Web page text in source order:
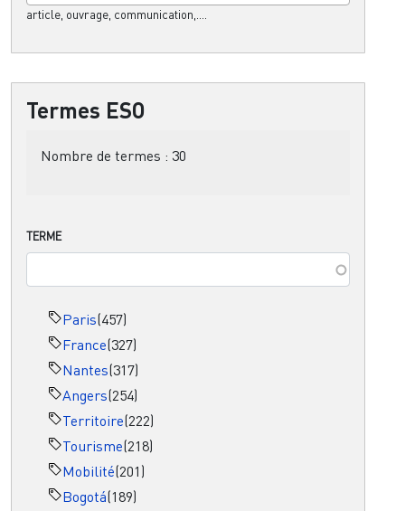
article, ouvrage, communication,....
Termes ESO
Nombre de termes : 30
TERME
Paris(457)
France(327)
Nantes(317)
Angers(254)
Territoire(222)
Tourisme(218)
Mobilité(201)
Bogotá(189)